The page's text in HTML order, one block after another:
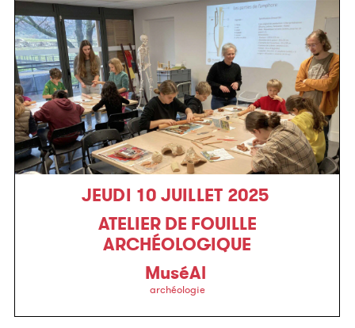
JEUDI 10 JUILLET 2025
ATELIER DE FOUILLE
ARCHÉOLOGIQUE
MuséAl
archéologie